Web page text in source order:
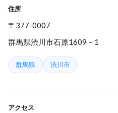
住所
〒377-0007
群馬県渋川市石原1609－1
群馬県 渋川市
アクセス